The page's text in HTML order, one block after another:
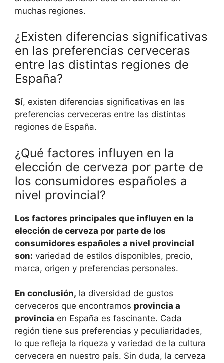
muchas regiones.
¿Existen diferencias significativas
en las preferencias cerveceras
entre las distintas regiones de
España?
Sí, existen diferencias significativas en las
preferencias cerveceras entre las distintas
regiones de España.
¿Qué factores influyen en la
elección de cerveza por parte de
los consumidores españoles a
nivel provincial?
Los factores principales que influyen en la
elección de cerveza por parte de los
consumidores españoles a nivel provincial
son: variedad de estilos disponibles, precio,
marca, origen y preferencias personales.
En conclusión, la diversidad de gustos
cerveceros que encontramos provincia a
provincia en España es fascinante. Cada
región tiene sus preferencias y peculiaridades,
lo que refleja la riqueza y variedad de la cultura
cervecera en nuestro país. Sin duda, la cerveza